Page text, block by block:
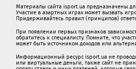
Материалы сайта isport.ua предназначены
Участие в азартных играх может вызвать
Придерживайтесь правил (принципов)
При появлении первых признаков
обратитесь к специалисту. Помните, что
может быть источником доходов или
Информационный ресурс isport.ua не
или виртуальные деньги, также сайт не